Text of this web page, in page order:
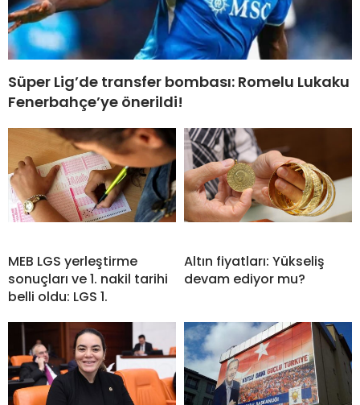
Süper Lig’de transfer bombası: Romelu Lukaku
Fenerbahçe’ye önerildi!
MEB LGS yerleştirme
sonuçları ve 1. nakil tarihi
belli oldu: LGS 1.
Altın fiyatları: Yükseliş
devam ediyor mu?